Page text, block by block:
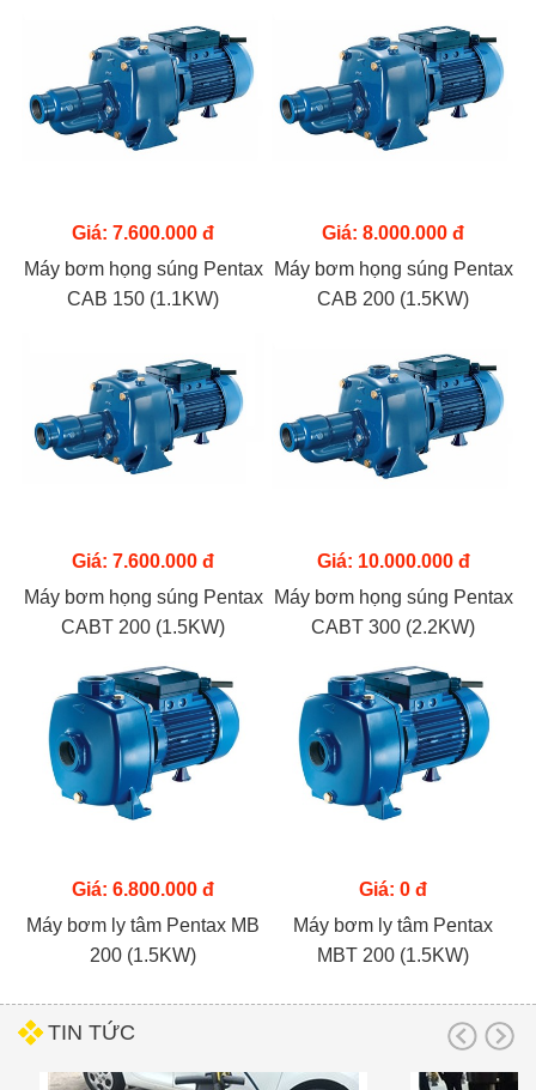
Giá: 7.600.000 đ
Máy bơm họng súng Pentax
CAB 150 (1.1KW)
Giá: 8.000.000 đ
Máy bơm họng súng Pentax
CAB 200 (1.5KW)
Giá: 7.600.000 đ
Máy bơm họng súng Pentax
CABT 200 (1.5KW)
Giá: 10.000.000 đ
Máy bơm họng súng Pentax
CABT 300 (2.2KW)
Giá: 6.800.000 đ
Máy bơm ly tâm Pentax MB
200 (1.5KW)
Giá: 0 đ
Máy bơm ly tâm Pentax
MBT 200 (1.5KW)
TIN TỨC